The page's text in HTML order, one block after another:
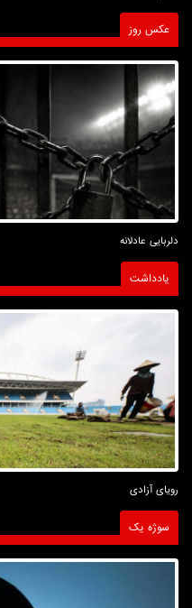
عکس روز
دلربایی عادلانه
یادداشت
رویای آزادی
سوژه یک